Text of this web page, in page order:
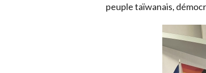
peuple taïwanais,